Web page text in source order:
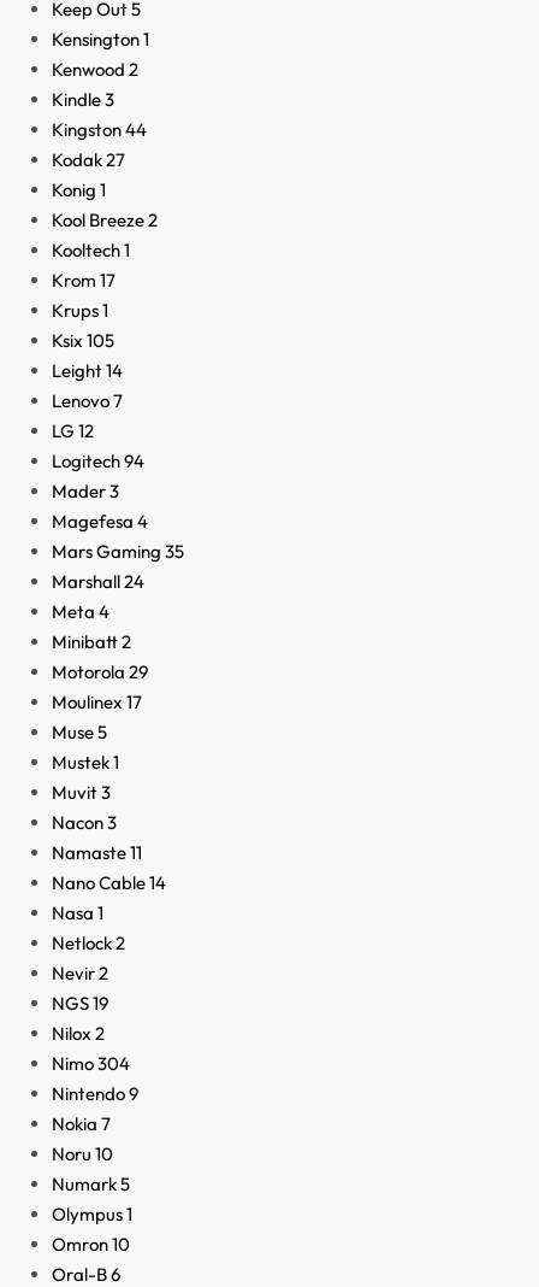
Keep Out5
Kensington1
Kenwood 2
Kindle3
Kingston44
Kodak27
Konig 1
Kool Breeze2
Kooltech1
Krom 17
Krups1
Ksix 105
Leight14
Lenovo7
LG 12
Logitech94
Mader3
Magefesa 4
Mars Gaming 35
Marshall24
Meta 4
Minibatt2
Motorola 29
Moulinex 17
Muse5
Mustek1
Muvit3
Nacon3
Namaste11
Nano Cable14
Nasa 1
Netlock2
Nevir2
NGS19
Nilox 2
Nimo304
Nintendo9
Nokia 7
Noru 10
Numark5
Olympus1
Omron10
Oral-B6